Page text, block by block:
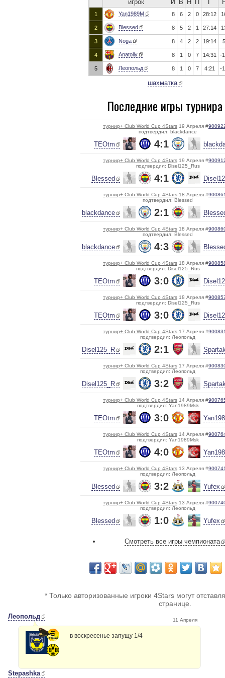
игрок И В Н
1 Yan1989M 8 6 2 0 28:12
2 Blessed 8 5 2 1 27:14
3 Noga 8 4 2 2 19:14 5
4 Anatoliy 8 1 0 7 14:31 -
5 Леопольд 8 1 0 7 4:21 -
шахматка
Последние игры турнира
турнир+ Club World Cup 4Stars 19 Апреля #
подтвердил: blackdance
TEOtm 4:1
турнир+ Club World Cup 4Stars 19 Апреля #
подтвердил: Disel125_Rus
Blessed 4:1
турнир+ Club World Cup 4Stars 18 Апреля #
подтвердил: Blessed
blackdance 2:1
турнир+ Club World Cup 4Stars 18 Апреля #
подтвердил: Blessed
blackdance 4:3
турнир+ Club World Cup 4Stars 18 Апреля #
подтвердил: Disel125_Rus
TEOtm 3:0
турнир+ Club World Cup 4Stars 18 Апреля #
подтвердил: Disel125_Rus
TEOtm 3:0
турнир+ Club World Cup 4Stars 17 Апреля #
подтвердил: Леопольд
Disel125_R 2:1
турнир+ Club World Cup 4Stars 17 Апреля #
подтвердил: Леопольд
Disel125_R 3:2
турнир+ Club World Cup 4Stars 14 Апреля #
подтвердил: Yan1989Msk
TEOtm 3:0
турнир+ Club World Cup 4Stars 14 Апреля #
подтвердил: Yan1989Msk
TEOtm 4:0
турнир+ Club World Cup 4Stars 13 Апреля #
подтвердил: Леопольд
Blessed 3:2 Yufex
турнир+ Club World Cup 4Stars 13 Апреля #
подтвердил: Леопольд
Blessed 1:0 Yufex
Смотреть все игры чемпионата
* Только авторизованные игроки 4Stars могут
странице.
Леопольд 11 Апреля
в воскресенье запущу 1/4
Stepashka